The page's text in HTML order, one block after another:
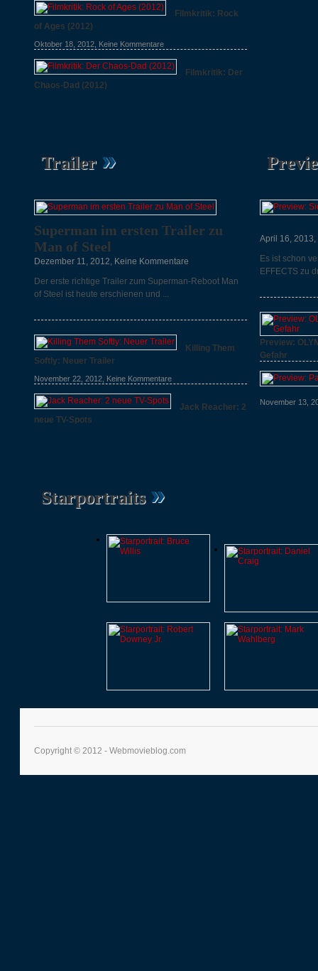
Filmkritik: Rock
of Ages (2012)
Oktober 18, 2012, Keine Kommentare
Filmkritik: Der
Chaos-Dad (2012)
Trailer »
Superman im ersten Trailer zu
Man of Steel
Dezember 11, 2012, Keine Kommentare
Der erste richtige Trailer zum Superman-Reboot Man
of Steel ist heute erschienen und ...
Killing Them
Softly: Neuer Trailer
November 22, 2012, Keine Kommentare
Jack Reacher: 2
neue TV-Spots
April 16, 2013,
Es ist schon
EFFECTS zu
Preview:
Gefahr
April 15, 2013,
November 13,
Starportraits »
Copyright © 2012 - Webmovieblog.com